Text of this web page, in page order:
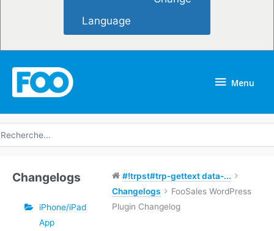
Language
Menu
Changelogs
iPhone/iPad
App
#!trpst#trp-gettext data-...
Changelogs
FooSales WordPress
Plugin Changelog